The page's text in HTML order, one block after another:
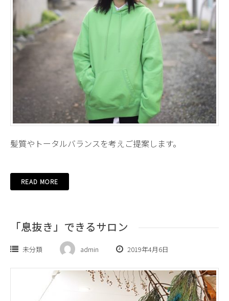
髪質やトータルバランスを考えご提案します。
READ MORE
「息抜き」できるサロン
未分類 admin 2019年4月6日